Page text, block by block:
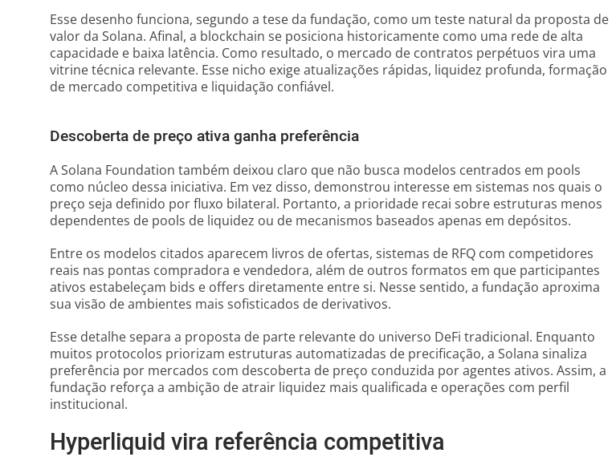
Esse desenho funciona, segundo a tese da fundação, como um teste natural da proposta de
valor da Solana. Afinal, a blockchain se posiciona historicamente como uma rede de alta
capacidade e baixa latência. Como resultado, o mercado de contratos perpétuos vira uma
vitrine técnica relevante. Esse nicho exige atualizações rápidas, liquidez profunda, formação
de mercado competitiva e liquidação confiável.
Descoberta de preço ativa ganha preferência
A Solana Foundation também deixou claro que não busca modelos centrados em pools
como núcleo dessa iniciativa. Em vez disso, demonstrou interesse em sistemas nos quais o
preço seja definido por fluxo bilateral. Portanto, a prioridade recai sobre estruturas menos
dependentes de pools de liquidez ou de mecanismos baseados apenas em depósitos.
Entre os modelos citados aparecem livros de ofertas, sistemas de RFQ com competidores
reais nas pontas compradora e vendedora, além de outros formatos em que participantes
ativos estabeleçam bids e offers diretamente entre si. Nesse sentido, a fundação aproxima
sua visão de ambientes mais sofisticados de derivativos.
Esse detalhe separa a proposta de parte relevante do universo DeFi tradicional. Enquanto
muitos protocolos priorizam estruturas automatizadas de precificação, a Solana sinaliza
preferência por mercados com descoberta de preço conduzida por agentes ativos. Assim, a
fundação reforça a ambição de atrair liquidez mais qualificada e operações com perfil
institucional.
Hyperliquid vira referência competitiva